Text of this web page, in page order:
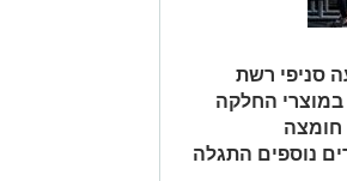
סניפי רשת
החלקה
חומצה
נוספים התגלה